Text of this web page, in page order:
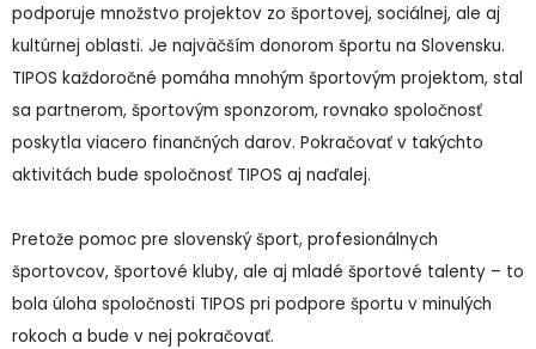
podporuje množstvo projektov zo športovej, sociálnej, ale aj
kultúrnej oblasti. Je najväčším donorom športu na Slovensku.
TIPOS každoročné pomáha mnohým športovým projektom, stal
sa partnerom, športovým sponzorom, rovnako spoločnosť
poskytla viacero finančných darov. Pokračovať v takýchto
aktivitách bude spoločnosť TIPOS aj naďalej.
Pretože pomoc pre slovenský šport, profesionálnych
športovcov, športové kluby, ale aj mladé športové talenty – to
bola úloha spoločnosti TIPOS pri podpore športu v minulých
rokoch a bude v nej pokračovať.